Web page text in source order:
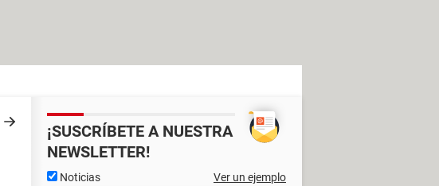
¡SUSCRÍBETE A NUESTRA
NEWSLETTER!
Noticias Ver un ejemplo